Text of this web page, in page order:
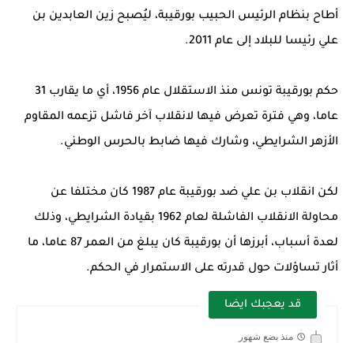
أطاح بنظام الرئيس الحبيب بورقيبة، ليُصبح زين العابدين بن
علي رئيسا للبلاد إلى عام 2011.
حكم بورقيبة تونس منذ الاستقلال عام 1956، أي ما يقارب 31
عاما، وهي فترة تعرض فيها لانقلاب آخر فاشل تزعمه المقاوم
الأزهر الشرايطي، وشارك فيها ضابط بالحرس الوطني.
لكن انقلاب بن علي ضد بورقيبة عام 1987 كان مختلفا عن
محاولة الانقلاب الفاشلة لعام 1962 بقيادة الشرايطي، وذلك
لعدة أسباب، أبرزها أن بورقيبة كان يبلغ من العمر 87 عاما، ما
أثار تساؤلات حول قدرته على الاستمرار في الحكم.
قد يعجبك ايضا
منذ بضع شهور